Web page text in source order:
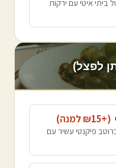
ביתי איטי עם ירקות
לפצל)
(+₪
15 למנה)
פיקנטי עשיר עם